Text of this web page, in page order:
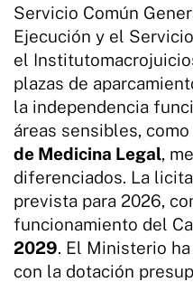
Servicio Común
Ejecución y el
el
plazas de
la independencia
áreas sensibles, como
de Medicina Legal,
diferenciados. La
prevista para 2026,
funcionamiento del
2029. El Ministerio
con la dotación